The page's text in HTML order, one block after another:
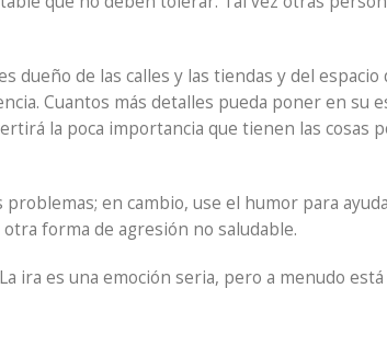
de las calles y las tiendas y del espacio
Cuantos más detalles pueda poner en su
la poca importancia que tienen las cosas
en cambio, use el humor para
forma de agresión no saludable.
ira es una emoción seria, pero a menudo